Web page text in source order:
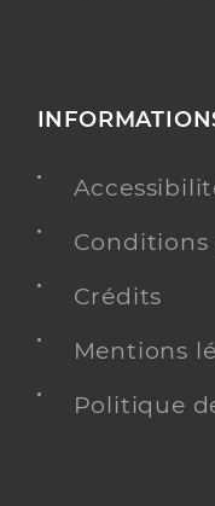
Crédits
Mentions
Politique